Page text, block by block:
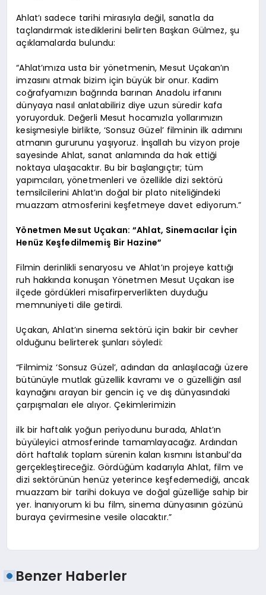
Ahlat’ı sadece tarihi mirasıyla değil, sanatla da
taçlandırmak istediklerini belirten Başkan Gülmez, şu
açıklamalarda bulundu:
“Ahlat’ımıza usta bir yönetmenin, Mesut Uçakan’ın
imzasını atmak bizim için büyük bir onur. Kadim
coğrafyamızın bağrında barınan Anadolu irfanını
dünyaya nasıl anlatabiliriz diye uzun süredir kafa
yoruyorduk. Değerli Mesut hocamızla yollarımızın
kesişmesiyle birlikte, ‘Sonsuz Güzel’ filminin ilk adımını
atmanın gururunu yaşıyoruz. İnşallah bu vizyon proje
sayesinde Ahlat, sanat anlamında da hak ettiği
noktaya ulaşacaktır. Bu bir başlangıçtır; tüm
yapımcıları, yönetmenleri ve özellikle dizi sektörü
temsilcilerini Ahlat’ın doğal bir plato niteliğindeki
muazzam atmosferini keşfetmeye davet ediyorum.”
Yönetmen Mesut Uçakan: “Ahlat, Sinemacılar İçin
Henüz Keşfedilmemiş Bir Hazine”
Filmin derinlikli senaryosu ve Ahlat’ın projeye kattığı
ruh hakkında konuşan Yönetmen Mesut Uçakan ise
ilçede gördükleri misafirperverlikten duyduğu
memnuniyeti dile getirdi.
Uçakan, Ahlat’ın sinema sektörü için bakir bir cevher
olduğunu belirterek şunları söyledi:
“Filmimiz ‘Sonsuz Güzel’, adından da anlaşılacağı üzere
bütünüyle mutlak güzellik kavramı ve o güzelliğin asıl
kaynağını arayan bir gencin iç ve dış dünyasındaki
çarpışmaları ele alıyor. Çekimlerimizin
ilk bir haftalık yoğun periyodunu burada, Ahlat’ın
büyüleyici atmosferinde tamamlayacağız. Ardından
dört haftalık toplam sürenin kalan kısmını İstanbul’da
gerçekleştireceğiz. Gördüğüm kadarıyla Ahlat, film ve
dizi sektörünün henüz yeterince keşfedemediği, ancak
muazzam bir tarihi dokuya ve doğal güzelliğe sahip bir
yer. İnanıyorum ki bu film, sinema dünyasının gözünü
buraya çevirmesine vesile olacaktır.”
Benzer Haberler